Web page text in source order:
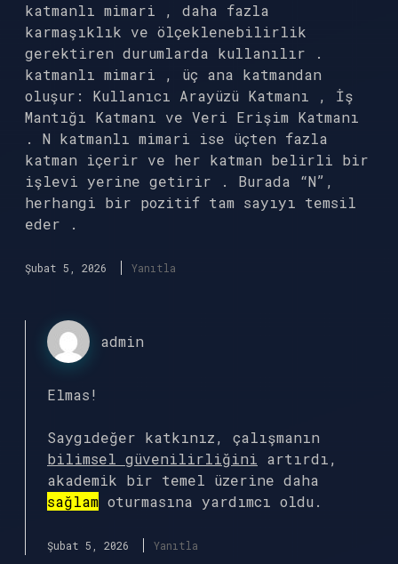
katmanlı mimari , daha fazla
karmaşıklık ve ölçeklenebilirlik
gerektiren durumlarda kullanılır .
katmanlı mimari , üç ana katmandan
oluşur: Kullanıcı Arayüzü Katmanı , İş
Mantığı Katmanı ve Veri Erişim Katmanı
. N katmanlı mimari ise üçten fazla
katman içerir ve her katman belirli bir
işlevi yerine getirir . Burada “N”,
herhangi bir pozitif tam sayıyı temsil
eder .
Şubat 5, 2026 Yanıtla
admin
Elmas!
Saygıdeğer katkınız, çalışmanın
bilimsel güvenilirliğini artırdı,
akademik bir temel üzerine daha
sağlam oturmasına yardımcı oldu.
Şubat 5, 2026 Yanıtla